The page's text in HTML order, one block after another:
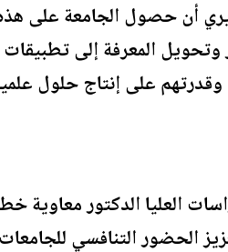
أن حصول الجامعة على
وتحويل المعرفة إلى
وقدرتهم على إنتاج حلول
العليا الدكتور معاوية
الحضور التنافسي